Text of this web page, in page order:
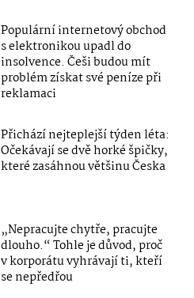
Populární internetový obchod
s elektronikou upadl do
insolvence. Češi budou mít
problém získat své peníze při
reklamaci
Přichází nejteplejší týden léta:
Očekávají se dvě horké špičky,
které zasáhnou většinu Česka
„Nepracujte chytře, pracujte
dlouho.“ Tohle je důvod, proč
v korporátu vyhrávají ti, kteří
se nepředřou